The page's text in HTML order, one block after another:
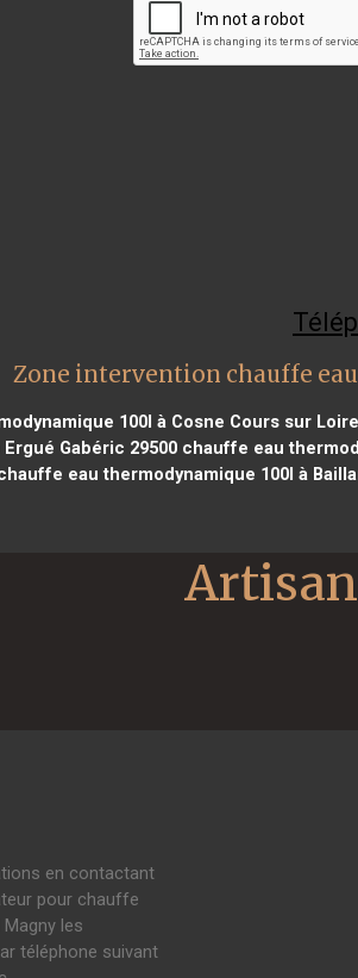
Zone intervention chauffe
100l à Cosne Cours sur
Gabéric 29500 chauffe eau
eau thermodynamique 100l à
en contactant
pour chauffe
les
téléphone suivant